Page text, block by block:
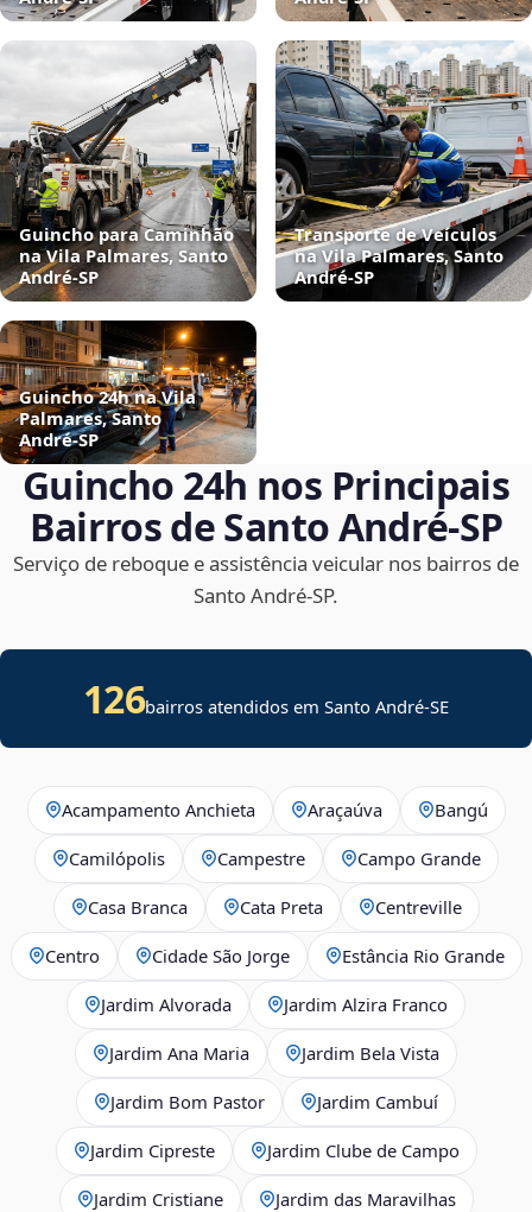
Guincho para Caminhão
na Vila Palmares, Santo
André‑SP
Transporte de Veículos
na Vila Palmares, Santo
André‑SP
Guincho 24h na Vila
Palmares, Santo
André‑SP
Guincho 24h nos Principais
Bairros de Santo André‑SP
Serviço de reboque e assistência veicular nos bairros de
Santo André‑SP.
126bairros atendidos emSanto André-SE
Acampamento Anchieta Araçaúva Bangú
Camilópolis Campestre Campo Grande
Casa Branca Cata Preta Centreville
Centro Cidade São Jorge Estância Rio Grande
Jardim Alvorada Jardim Alzira Franco
Jardim Ana Maria Jardim Bela Vista
Jardim Bom Pastor Jardim Cambuí
Jardim Cipreste Jardim Clube de Campo
Jardim Cristiane Jardim das Maravilhas